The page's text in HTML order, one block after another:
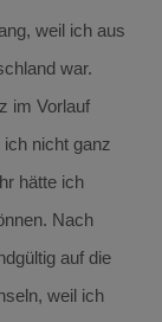
weil ich aus
war.
im Vorlauf
nicht ganz
hätte ich
Nach
auf die
weil ich